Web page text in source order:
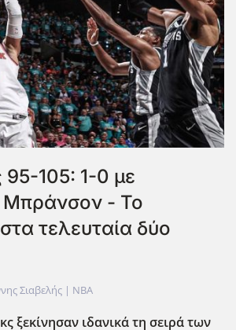
95-105: 1-0 με
Μπράνσον - Το
τελευταία δύο
Σιαβελής | NBA
ξεκίνησαν ιδανικά τη σειρά των